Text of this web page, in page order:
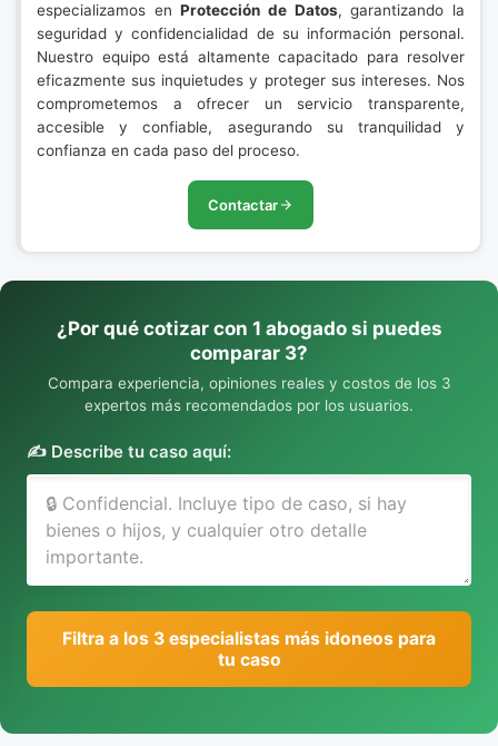
especializamos enProtección de Datos, garantizando la
seguridad y confidencialidad de su información personal.
Nuestro equipo está altamente capacitado para resolver
eficazmente sus inquietudes y proteger sus intereses. Nos
comprometemos a ofrecer un servicio transparente,
accesible y confiable, asegurando su tranquilidad y
confianza en cada paso del proceso.
Contactar
¿Por qué cotizar con 1 abogado si puedes
comparar 3?
Compara experiencia, opiniones reales y costos de los 3
expertos más recomendados por los usuarios.
✍️ Describe tu caso aquí:
Filtra a los 3 especialistas más idoneos para
tu caso